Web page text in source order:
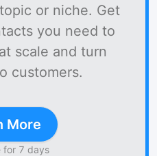
or niche. Get
you need to
scale and turn
customers.
More
for 7 days